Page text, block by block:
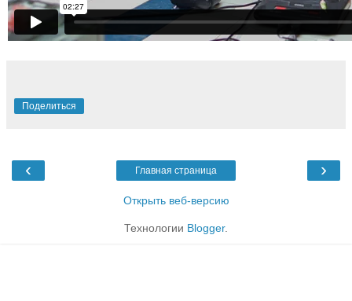
Поделиться
‹ ›
Главная страница
Открыть веб-версию
Технологии Blogger.